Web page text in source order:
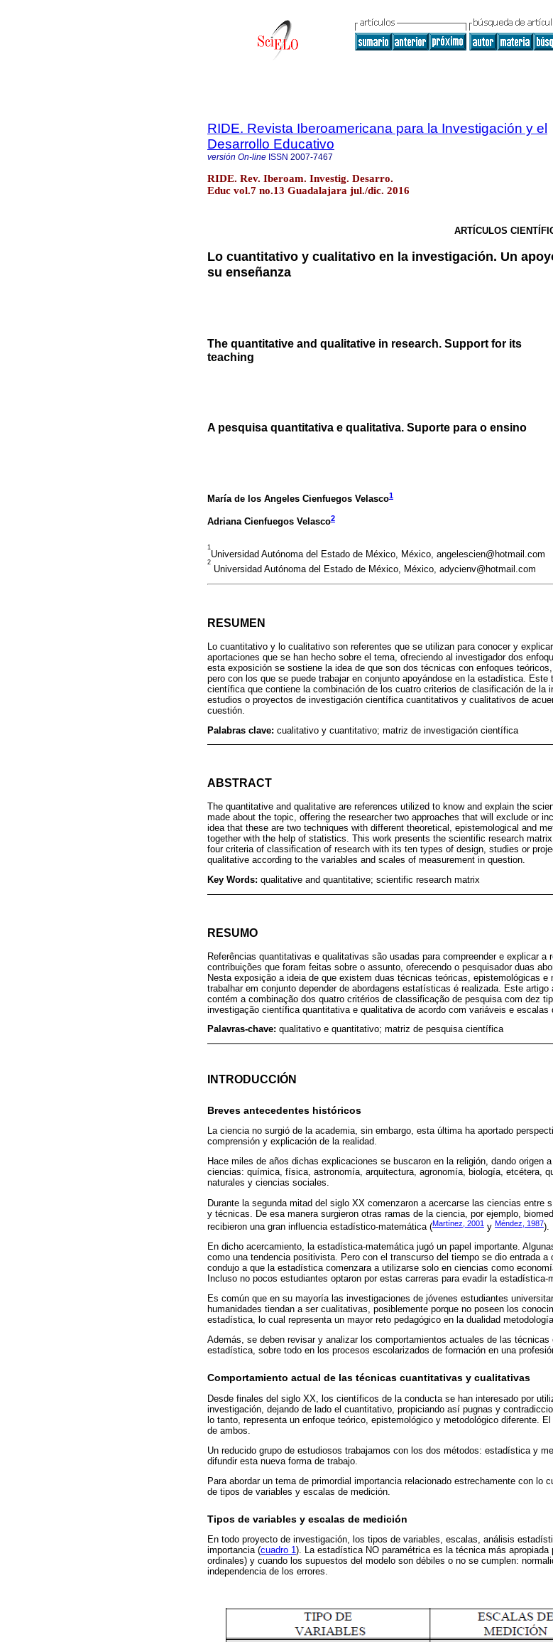
RIDE. Revista Iberoamericana para la Investigación y el
Desarrollo Educativo
versión On-line ISSN 2007-7467
RIDE. Rev. Iberoam. Investig. Desarro.
Educ vol.7 no.13 Guadalajara jul./dic. 2016
ARTÍCULOS
Lo cuantitativo y cualitativo en la investigación. Un
su enseñanza
The quantitative and qualitative in research. Support for its
teaching
A pesquisa quantitativa e qualitativa. Suporte para o ensino
María de los Angeles Cienfuegos Velasco1
Adriana Cienfuegos Velasco2
1
Universidad Autónoma del Estado de México, México, angelescien@hotmail.com
2
Universidad Autónoma del Estado de México, México, adycienv@hotmail.com
RESUMEN
Lo cuantitativo y lo cualitativo son referentes que se utilizan para conocer y
aportaciones que se han hecho sobre el tema, ofreciendo al investigador dos
esta exposición se sostiene la idea de que son dos técnicas con enfoques
pero con los que se puede trabajar en conjunto apoyándose en la estadística.
científica que contiene la combinación de los cuatro criterios de clasificación de la
estudios o proyectos de investigación científica cuantitativos y cualitativos de
cuestión.
Palabras clave: cualitativo y cuantitativo; matriz de investigación científica
ABSTRACT
The quantitative and qualitative are references utilized to know and explain the
made about the topic, offering the researcher two approaches that will exclude or
idea that these are two techniques with different theoretical, epistemological and
together with the help of statistics. This work presents the scientific research
four criteria of classification of research with its ten types of design, studies or
qualitative according to the variables and scales of measurement in question.
Key Words: qualitative and quantitative; scientific research matrix
RESUMO
Referências quantitativas e qualitativas são usadas para compreender e explicar a
contribuições que foram feitas sobre o assunto, oferecendo o pesquisador duas
Nesta exposição a ideia de que existem duas técnicas teóricas, epistemológicas e
trabalhar em conjunto depender de abordagens estatísticas é realizada. Este
contém a combinação dos quatro critérios de classificação de pesquisa com dez
investigação científica quantitativa e qualitativa de acordo com variáveis e escalas
Palavras-chave: qualitativo e quantitativo; matriz de pesquisa científica
INTRODUCCIÓN
Breves antecedentes históricos
La ciencia no surgió de la academia, sin embargo, esta última ha aportado
comprensión y explicación de la realidad.
Hace miles de años dichas explicaciones se buscaron en la religión, dando origen
ciencias: química, física, astronomía, arquitectura, agronomía, biología, etcétera,
naturales y ciencias sociales.
Durante la segunda mitad del siglo XX comenzaron a acercarse las ciencias entre
y técnicas. De esa manera surgieron otras ramas de la ciencia, por ejemplo,
recibieron una gran influencia estadístico-matemática (Martínez, 2001 y Méndez, 1987).
En dicho acercamiento, la estadística-matemática jugó un papel importante.
como una tendencia positivista. Pero con el transcurso del tiempo se dio entrada a
condujo a que la estadística comenzara a utilizarse solo en ciencias como
Incluso no pocos estudiantes optaron por estas carreras para evadir la estadística-
Es común que en su mayoría las investigaciones de jóvenes estudiantes
humanidades tiendan a ser cualitativas, posiblemente porque no poseen los
estadística, lo cual representa un mayor reto pedagógico en la dualidad
Además, se deben revisar y analizar los comportamientos actuales de las
estadística, sobre todo en los procesos escolarizados de formación en una
Comportamiento actual de las técnicas cuantitativas y cualitativas
Desde finales del siglo XX, los científicos de la conducta se han interesado por
investigación, dejando de lado el cuantitativo, propiciando así pugnas y
lo tanto, representa un enfoque teórico, epistemológico y metodológico diferente.
de ambos.
Un reducido grupo de estudiosos trabajamos con los dos métodos: estadística y
difundir esta nueva forma de trabajo.
Para abordar un tema de primordial importancia relacionado estrechamente con lo
de tipos de variables y escalas de medición.
Tipos de variables y escalas de medición
En todo proyecto de investigación, los tipos de variables, escalas, análisis
importancia (cuadro 1). La estadística NO paramétrica es la técnica más
ordinales) y cuando los supuestos del modelo son débiles o no se cumplen:
independencia de los errores.